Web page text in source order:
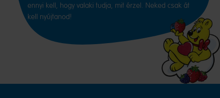
ennyi kell, hogy valaki tudja, mit érzel. Neked csak át
kell nyújtanod!